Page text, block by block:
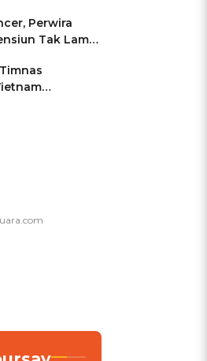
Perwira
Tak Lama
di Pakansari